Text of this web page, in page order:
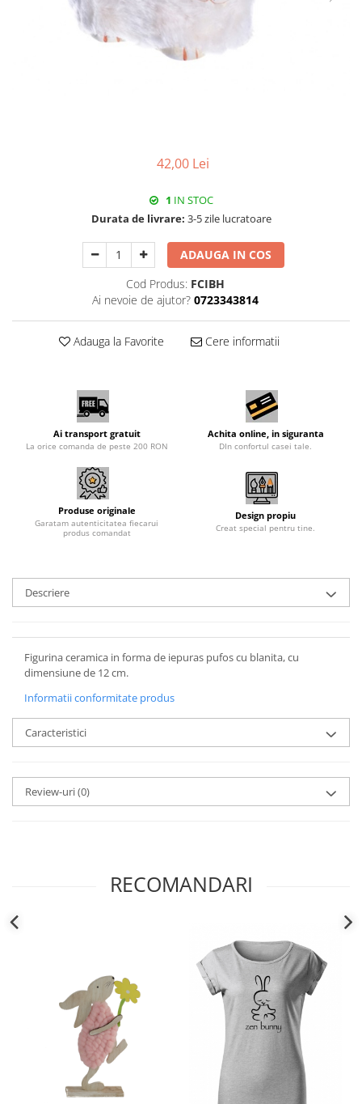
42,00 Lei
1 IN STOC
Durata de livrare: 3-5 zile lucratoare
ADAUGA IN COS
Cod Produs: FCIBH
Ai nevoie de ajutor? 0723343814
Adauga la Favorite Cere informatii
Ai transport gratuit
La orice comanda de peste 200 RON
Achita online, in siguranta
DIn confortul casei tale.
Produse originale
Garatam autenticitatea fiecarui
produs comandat
Design propiu
Creat special pentru tine.
Descriere
Figurina ceramica in forma de iepuras pufos cu blanita, cu
dimensiune de 12 cm.
Informatii conformitate produs
Caracteristici
Review-uri(0)
RECOMANDARI